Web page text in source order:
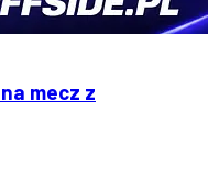
mecz z